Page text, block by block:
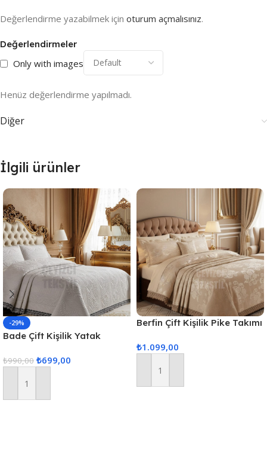
Değerlendirmeler
Only with images
Henüz değerlendirme yapılmadı.
Değerlendirme yazabilmek için oturum açmalısınız.
Diğer
İlgili ürünler
-29%
Bade Çift Kişilik Yatak
₺990,00 ₺699,00
Sepete Ekle
Berfin Çift Kişilik Pike Takımı
₺1.099,00
Sepete Ekle